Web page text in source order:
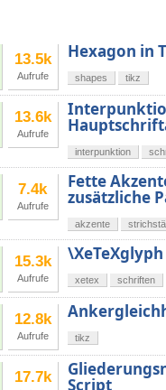
13.5k
Aufrufe
Hexagon in
shapes tikz
13.6k
Aufrufe
interpunktion
7.4k
Aufrufe
Fette
zusätzliche
akzente
15.3k
Aufrufe xetex schriften
12.8k
Aufrufe tikz
17.7k Script